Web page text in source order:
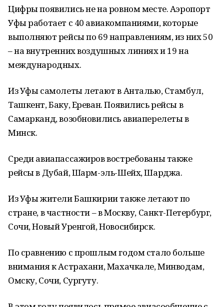
Цифры появились не на ровном месте. Аэропорт
Уфы работает с 40 авиакомпаниями, которые
выполняют рейсы по 69 направлениям, из них 50
– на внутренних воздушных линиях и 19 на
международных.
Из Уфы самолеты летают в Анталью, Стамбул,
Ташкент, Баку, Ереван. Появились рейсы в
Самарканд, возобновились авиаперелеты в
Минск.
Среди авиапассажиров востребованы также
рейсы в Дубай, Шарм-эль-Шейх, Шарджа.
Из Уфы жители Башкирии также летают по
стране, в частности – в Москву, Санкт-Петербург,
Сочи, Новый Уренгой, Новосибирск.
По сравнению с прошлым годом стало больше
внимания к Астрахани, Махачкале, Минводам,
Омску, Сочи, Сургуту.